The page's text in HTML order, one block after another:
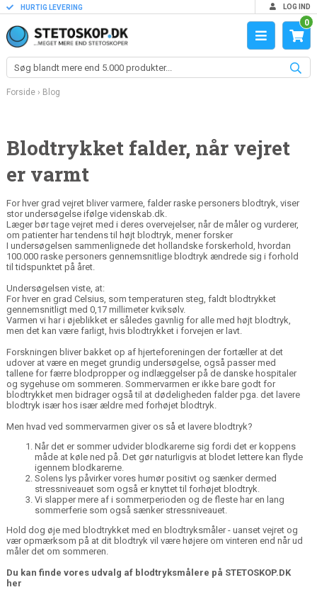
HURTIG LEVERING LOG IND
0
Forside› Blog
Blodtrykket falder, når vejret
er varmt
For hver grad vejret bliver varmere, falder raske personers blodtryk, viser
stor undersøgelse ifølge videnskab.dk.
Læger bør tage vejret med i deres overvejelser, når de måler og vurderer,
om patienter har tendens til højt blodtryk, mener forsker
I undersøgelsen sammenlignede det hollandske forskerhold, hvordan
100.000 raske personers gennemsnitlige blodtryk ændrede sig i forhold
til tidspunktet på året.
Undersøgelsen viste, at:
For hver en grad Celsius, som temperaturen steg, faldt blodtrykket
gennemsnitligt med 0,17 millimeter kviksølv.
Varmen vi har i øjeblikket er således gavnlig for alle med højt blodtryk,
men det kan være farligt, hvis blodtrykket i forvejen er lavt.
Forskningen bliver bakket op af hjerteforeningen der fortæller at det
udover at være en meget grundig undersøgelse, også passer med
tallene for færre blodpropper og indlæggelser på de danske hospitaler
og sygehuse om sommeren. Sommervarmen er ikke bare godt for
blodtrykket men bidrager også til at dødeligheden falder pga. det lavere
blodtryk især hos især ældre med forhøjet blodtryk.
Men hvad ved sommervarmen giver os så et lavere blodtryk?
Når det er sommer udvider blodkarerne sig fordi det er koppens
måde at køle ned på. Det gør naturligvis at blodet lettere kan flyde
igennem blodkarerne.
Solens lys påvirker vores humør positivt og sænker dermed
stressniveauet som også er knyttet til forhøjet blodtryk.
Vi slapper mere af i sommerperioden og de fleste har en lang
sommerferie som også sænker stressniveauet.
Hold dog øje med blodtrykket med en blodtryksmåler - uanset vejret og
vær opmærksom på at dit blodtryk vil være højere om vinteren end når ud
måler det om sommeren.
Du kan finde vores udvalg af blodtryksmålere på STETOSKOP.DK
her